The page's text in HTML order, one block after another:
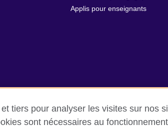
Applis pour enseignants
tiers pour analyser les visites sur nos
sont nécessaires au